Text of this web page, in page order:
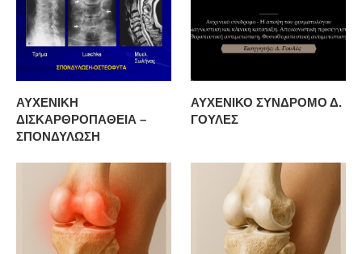
ΑΥΧΕΝΙΚΗ
ΔΙΣΚΑΡΘΡΟΠΑΘΕΙΑ –
ΣΠΟΝΔΥΛΩΣΗ
ΑΥΧΕΝΙΚΟ ΣΥΝΔΡΟΜΟ Δ.
ΓΟΥΛΕΣ